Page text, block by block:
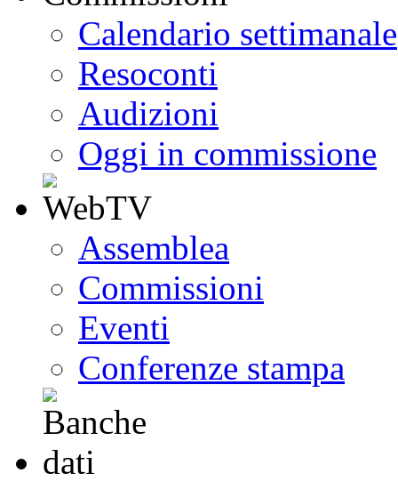
Calendario settimanale
Resoconti
Audizioni
Oggi in commissione
Assemblea
Commissioni
Eventi
Conferenze stampa